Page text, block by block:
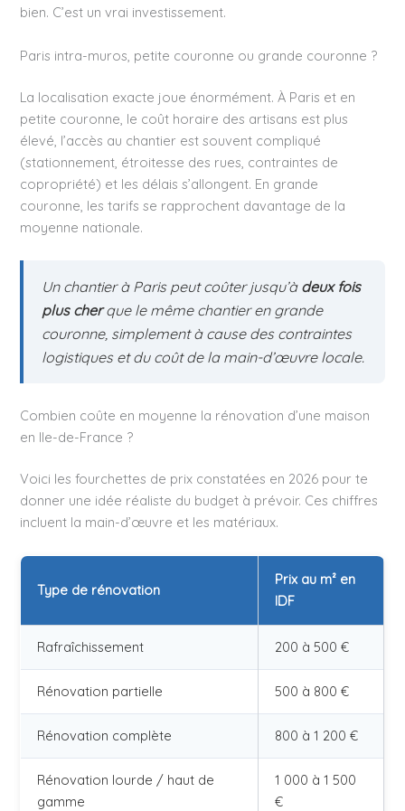
bien. C’est un vrai investissement.
Paris intra-muros, petite couronne ou grande couronne ?
La localisation exacte joue énormément. À Paris et en
petite couronne, le coût horaire des artisans est plus
élevé, l’accès au chantier est souvent compliqué
(stationnement, étroitesse des rues, contraintes de
copropriété) et les délais s’allongent. En grande
couronne, les tarifs se rapprochent davantage de la
moyenne nationale.
Un chantier à Paris peut coûter jusqu’à deux fois
plus cherque le même chantier en grande
couronne, simplement à cause des contraintes
logistiques et du coût de la main-d’œuvre locale.
Combien coûte en moyenne la rénovation d’une maison
en Ile-de-France ?
Voici les fourchettes de prix constatées en 2026 pour te
donner une idée réaliste du budget à prévoir. Ces chiffres
incluent la main-d’œuvre et les matériaux.
Type de rénovation
Prix au m² en
IDF
Rafraîchissement 200 à 500 €
Rénovation partielle 500 à 800 €
Rénovation complète 800 à 1 200 €
Rénovation lourde / haut de
gamme
1 000 à 1 500
€